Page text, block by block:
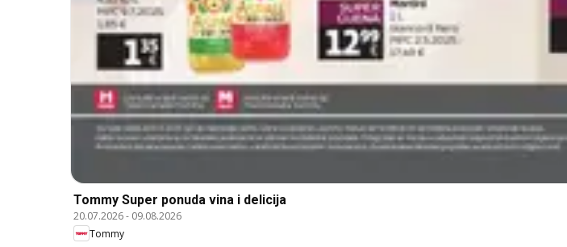
Tommy Super ponuda vina i delicija
20.07.2026- 09.08.2026
Tommy